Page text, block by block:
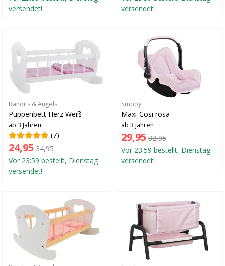
versendet!
versendet!
Bandits & Angels
Puppenbett Herz Weiß
ab 3 Jahren
(7)
24,95 34,95
Vor 23:59 bestellt, Dienstag
versendet!
Smoby
Maxi-Cosi rosa
ab 3 Jahren
29,95 32,95
Vor 23:59 bestellt, Dienstag
versendet!